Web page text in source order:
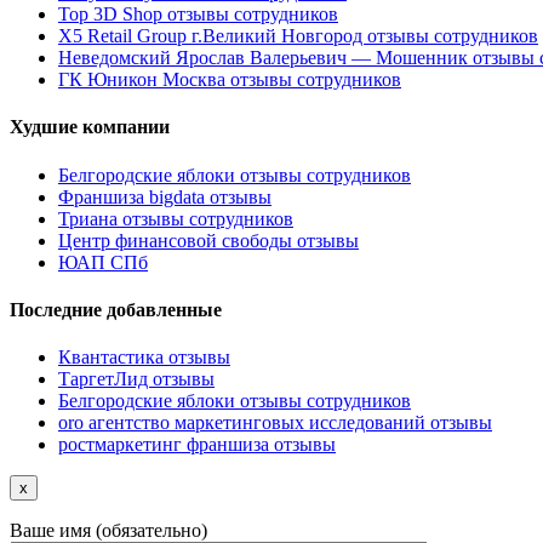
Top 3D Shop отзывы сотрудников
X5 Retail Group г.Великий Новгород отзывы сотрудников
Неведомский Ярослав Валерьевич — Мошенник отзывы
ГК Юникон Москва отзывы сотрудников
Худшие компании
Белгородские яблоки отзывы сотрудников
Франшиза bigdata отзывы
Триана отзывы сотрудников
Центр финансовой свободы отзывы
ЮАП СПб
Последние добавленные
Квантастика отзывы
ТаргетЛид отзывы
Белгородские яблоки отзывы сотрудников
oro агентство маркетинговых исследований отзывы
ростмаркетинг франшиза отзывы
x
Ваше имя (обязательно)